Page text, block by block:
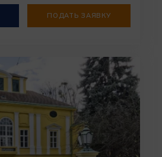
ПОДАТЬ ЗАЯВКУ